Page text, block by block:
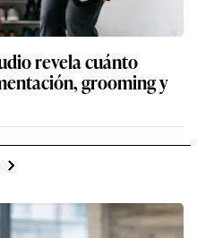
revela cuánto
grooming y